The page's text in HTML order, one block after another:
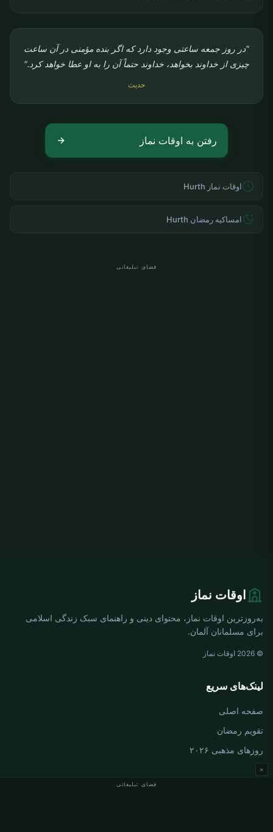
"در روز جمعه ساعتی وجود دارد که اگر بنده مؤمنی در آن ساعت
چیزی از خداوند بخواهد، خداوند حتماً آن را به او عطا خواهد کرد."
حدیث
رفتن به اوقات نماز
اوقات نماز Hurth
امساکیه رمضان Hurth
فضای تبلیغاتی
فضای تبلیغاتی
×
اوقات نماز
به‌روزترین اوقات نماز، محتوای دینی و راهنمای سبک زندگی اسلامی
برای مسلمانان آلمان.
© 2026 اوقات نماز
لینک‌های سریع
صفحه اصلی
تقویم رمضان
روزهای مذهبی ۲۰۲۶